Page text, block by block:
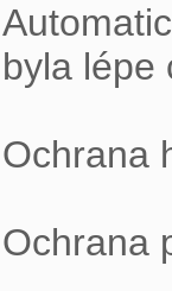
byla lépe
Ochrana
Ochrana